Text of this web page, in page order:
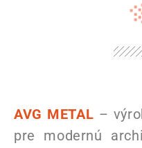
AVG METAL –
pre modernú